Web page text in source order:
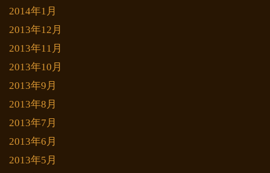
2014年1月
2013年12月
2013年11月
2013年10月
2013年9月
2013年8月
2013年7月
2013年6月
2013年5月